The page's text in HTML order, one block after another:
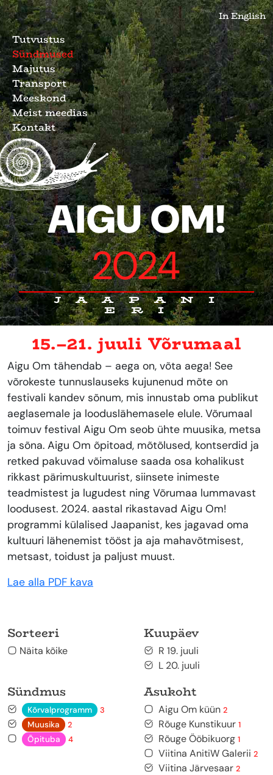
Tutvustus
Sündmused
Majutus
Transport
Meeskond
Meist meedias
Kontakt
In English
AIGU OM!
2024
JAAPANI
ERI
15.–21. juuli Võrumaal
Aigu Om tähendab – aega on, võta aega! See
võrokeste tunnuslauseks kujunenud mõte on
festivali kandev sõnum, mis innustab oma publikut
aeglasemale ja looduslähemasele elule. Võrumaal
toimuv festival Aigu Om seob ühte muusika, metsa
ja sõna. Aigu Om õpitoad, mõtõlused, kontserdid ja
retked pakuvad võimaluse saada osa kohalikust
rikkast pärimuskultuurist, siinsete inimeste
teadmistest ja lugudest ning Võrumaa lummavast
loodusest. 2024. aastal rikastavad Aigu Om!
programmi külalised Jaapanist, kes jagavad oma
kultuuri lähenemist tööst ja aja mahavõtmisest,
metsast, toidust ja paljust muust.
Lae alla PDF kava
Sorteeri
Näita kõike
Kuupäev
R 19. juuli
L 20. juuli
Sündmus
Kõrvalprogramm
3
Muusika
2
Õpituba
4
Asukoht
Aigu Om küün 2
Rõuge Kunstikuur 1
Rõuge Ööbikuorg 1
Viitina AnitiW Galerii 2
Viitina Järvesaar 2